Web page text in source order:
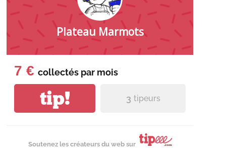
Plateau Marmots
7 € collectés par mois
tip! 3 tipeurs
Soutenez les créateurs du web sur